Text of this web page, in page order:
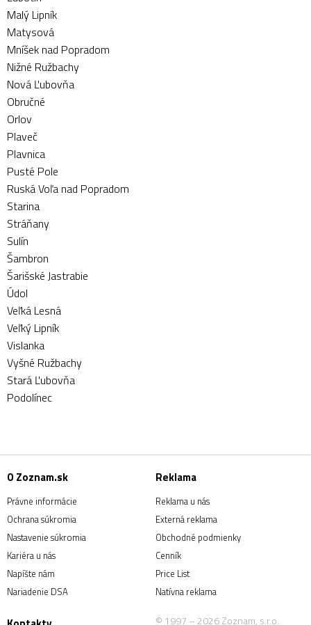
Malý Lipník
Matysová
Mníšek nad Popradom
Nižné Ružbachy
Nová Ľubovňa
Obručné
Orlov
Plaveč
Plavnica
Pusté Pole
Ruská Voľa nad Popradom
Starina
Stráňany
Sulín
Šambron
Šarišské Jastrabie
Údol
Veľká Lesná
Veľký Lipník
Vislanka
Vyšné Ružbachy
Stará Ľubovňa
Podolínec
O Zoznam.sk
Právne informácie
Ochrana súkromia
Nastavenie súkromia
Kariéra u nás
Napíšte nám
Nariadenie DSA
Reklama
Reklama u nás
Externá reklama
Obchodné podmienky
Cenník
Price List
Natívna reklama
© 1997 – 2026 Zoznam, s.r.o.